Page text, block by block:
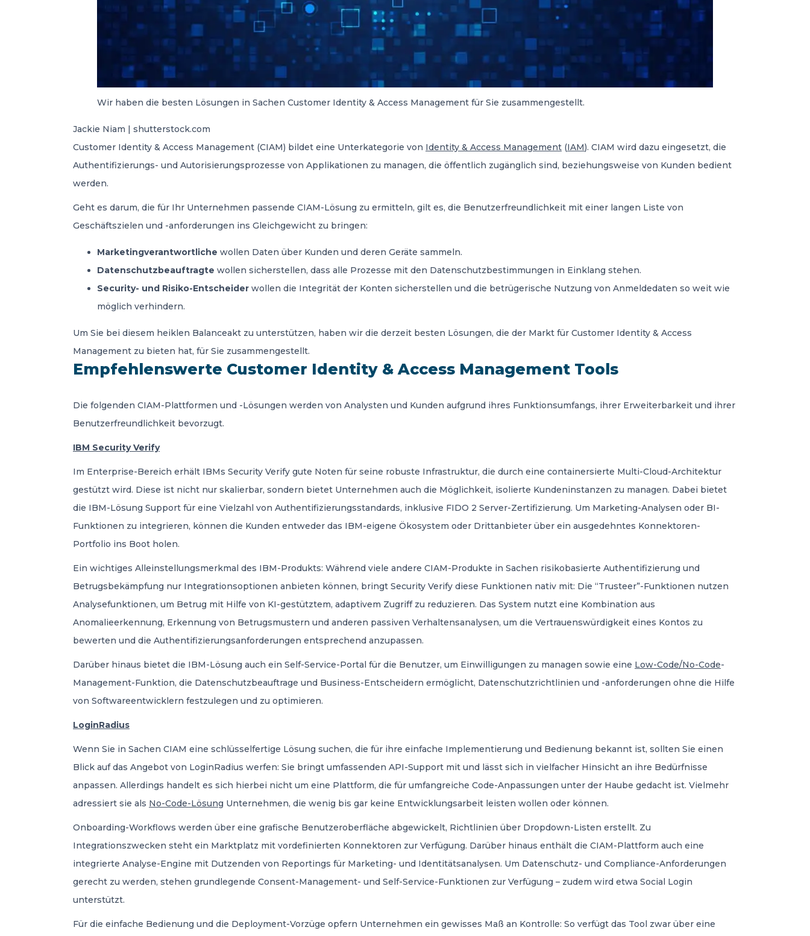
Wir haben die besten Lösungen in Sachen Customer Identity & Access Management für Sie zusammengestellt.
Jackie Niam | shutterstock.com
Customer Identity & Access Management (CIAM) bildet eine Unterkategorie von Identity & Access Management (IAM). CIAM wird dazu eingesetzt, die
Authentifizierungs- und Autorisierungsprozesse von Applikationen zu managen, die öffentlich zugänglich sind, beziehungsweise von Kunden bedient
werden.
Geht es darum, die für Ihr Unternehmen passende CIAM-Lösung zu ermitteln, gilt es, die Benutzerfreundlichkeit mit einer langen Liste von
Geschäftszielen und -anforderungen ins Gleichgewicht zu bringen:
Marketingverantwortliche wollen Daten über Kunden und deren Geräte sammeln.
Datenschutzbeauftragte wollen sicherstellen, dass alle Prozesse mit den Datenschutzbestimmungen in Einklang stehen.
Security- und Risiko-Entscheider wollen die Integrität der Konten sicherstellen und die betrügerische Nutzung von Anmeldedaten so weit wie
möglich verhindern.
Um Sie bei diesem heiklen Balanceakt zu unterstützen, haben wir die derzeit besten Lösungen, die der Markt für Customer Identity & Access
Management zu bieten hat, für Sie zusammengestellt.
Empfehlenswerte Customer Identity & Access Management Tools
Die folgenden CIAM-Plattformen und -Lösungen werden von Analysten und Kunden aufgrund ihres Funktionsumfangs, ihrer Erweiterbarkeit und ihrer
Benutzerfreundlichkeit bevorzugt.
IBM Security Verify
Im Enterprise-Bereich erhält IBMs Security Verify gute Noten für seine robuste Infrastruktur, die durch eine containersierte Multi-Cloud-Architektur
gestützt wird. Diese ist nicht nur skalierbar, sondern bietet Unternehmen auch die Möglichkeit, isolierte Kundeninstanzen zu managen. Dabei bietet
die IBM-Lösung Support für eine Vielzahl von Authentifizierungsstandards, inklusive FIDO 2 Server-Zertifizierung. Um Marketing-Analysen oder BI-
Funktionen zu integrieren, können die Kunden entweder das IBM-eigene Ökosystem oder Drittanbieter über ein ausgedehntes Konnektoren-
Portfolio ins Boot holen.
Ein wichtiges Alleinstellungsmerkmal des IBM-Produkts: Während viele andere CIAM-Produkte in Sachen risikobasierte Authentifizierung und
Betrugsbekämpfung nur Integrationsoptionen anbieten können, bringt Security Verify diese Funktionen nativ mit: Die “Trusteer”-Funktionen nutzen
Analysefunktionen, um Betrug mit Hilfe von KI-gestütztem, adaptivem Zugriff zu reduzieren. Das System nutzt eine Kombination aus
Anomalieerkennung, Erkennung von Betrugsmustern und anderen passiven Verhaltensanalysen, um die Vertrauenswürdigkeit eines Kontos zu
bewerten und die Authentifizierungsanforderungen entsprechend anzupassen.
Darüber hinaus bietet die IBM-Lösung auch ein Self-Service-Portal für die Benutzer, um Einwilligungen zu managen sowie eine Low-Code/No-Code-
Management-Funktion, die Datenschutzbeauftrage und Business-Entscheidern ermöglicht, Datenschutzrichtlinien und -anforderungen ohne die Hilfe
von Softwareentwicklern festzulegen und zu optimieren.
LoginRadius
Wenn Sie in Sachen CIAM eine schlüsselfertige Lösung suchen, die für ihre einfache Implementierung und Bedienung bekannt ist, sollten Sie einen
Blick auf das Angebot von LoginRadius werfen: Sie bringt umfassenden API-Support mit und lässt sich in vielfacher Hinsicht an ihre Bedürfnisse
anpassen. Allerdings handelt es sich hierbei nicht um eine Plattform, die für umfangreiche Code-Anpassungen unter der Haube gedacht ist. Vielmehr
adressiert sie als No-Code-Lösung Unternehmen, die wenig bis gar keine Entwicklungsarbeit leisten wollen oder können.
Onboarding-Workflows werden über eine grafische Benutzeroberfläche abgewickelt, Richtlinien über Dropdown-Listen erstellt. Zu
Integrationszwecken steht ein Marktplatz mit vordefinierten Konnektoren zur Verfügung. Darüber hinaus enthält die CIAM-Plattform auch eine
integrierte Analyse-Engine mit Dutzenden von Reportings für Marketing- und Identitätsanalysen. Um Datenschutz- und Compliance-Anforderungen
gerecht zu werden, stehen grundlegende Consent-Management- und Self-Service-Funktionen zur Verfügung – zudem wird etwa Social Login
unterstützt.
Für die einfache Bedienung und die Deployment-Vorzüge opfern Unternehmen ein gewisses Maß an Kontrolle: So verfügt das Tool zwar über eine